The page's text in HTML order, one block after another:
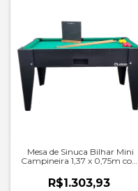
Mesa de Sinuca Bilhar Mini
Campineira 1,37 x 0,75m com
Alaia
R$1.303,93